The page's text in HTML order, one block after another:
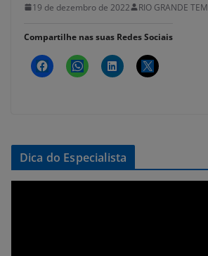
19 de dezembro de 2022 RIO GRANDE TEM
Compartilhe nas suas Redes Sociais
Dica do Especialista